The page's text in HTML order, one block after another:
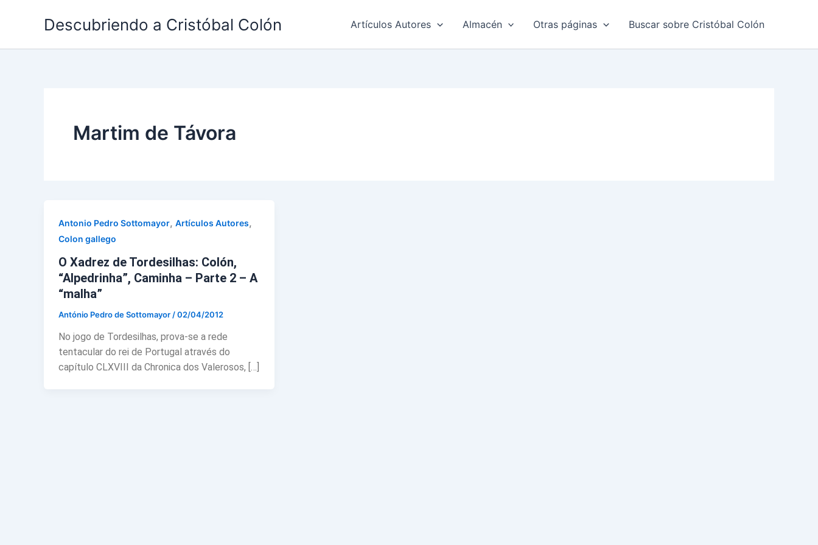
Descubriendo a Cristóbal Colón Artículos Autores Almacén Otras páginas Buscar sobre Cristóbal Colón
Martim de Távora
Antonio Pedro Sottomayor, Artículos Autores,
Colon gallego
O Xadrez de Tordesilhas: Colón,
“Alpedrinha”, Caminha – Parte 2 – A
“malha”
António Pedro de Sottomayor /02/04/2012
No jogo de Tordesilhas, prova-se a rede
tentacular do rei de Portugal através do
capítulo CLXVIII da Chronica dos Valerosos, […]